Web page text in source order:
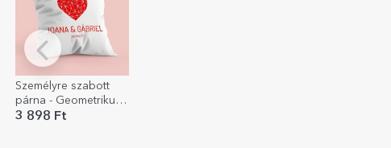
Személyre szabott
párna - Geometrikus
szív
3 898 Ft